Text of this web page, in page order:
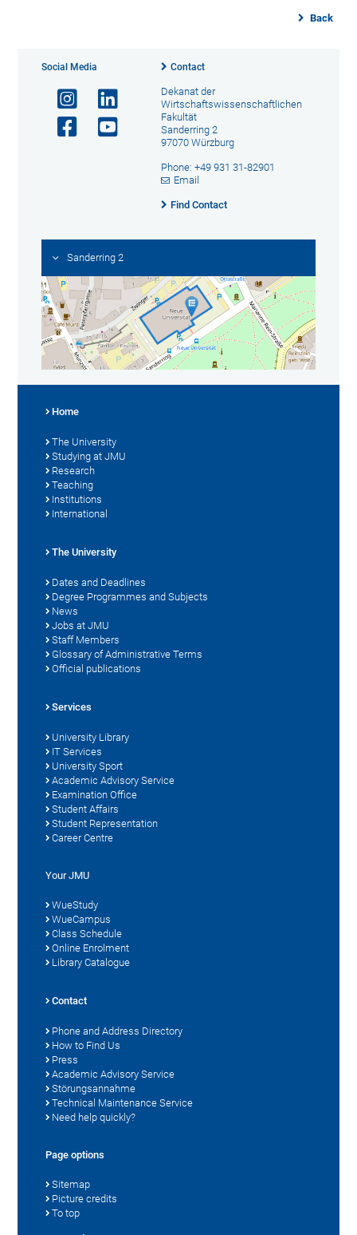
Back
Social Media Contact
Dekanat der
Wirtschaftswissenschaftlichen
Fakultät
Sanderring 2
97070 Würzburg
Phone: +49 931 31-82901
Email
Find Contact
Sanderring 2
Home
The University
Studying at JMU
Research
Teaching
Institutions
International
The University
Dates and Deadlines
Degree Programmes and Subjects
News
Jobs at JMU
Staff Members
Glossary of Administrative Terms
Official publications
Services
University Library
IT Services
University Sport
Academic Advisory Service
Examination Office
Student Affairs
Student Representation
Career Centre
Your JMU
WueStudy
WueCampus
Class Schedule
Online Enrolment
Library Catalogue
Contact
Phone and Address Directory
How to Find Us
Press
Academic Advisory Service
Störungsannahme
Technical Maintenance Service
Need help quickly?
Page options
Sitemap
Picture credits
To top